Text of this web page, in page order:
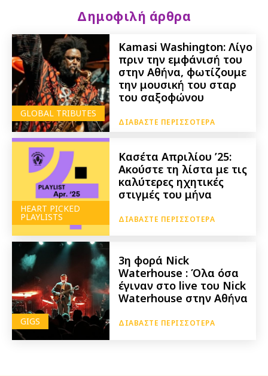
Δημοφιλή άρθρα
GLOBAL TRIBUTES
Kamasi Washington: Λίγο
πριν την εμφάνισή του
στην Αθήνα, φωτίζουμε
την μουσική του σταρ
του σαξοφώνου
ΔΙΑΒΆΣΤΕ ΠΕΡΙΣΣΌΤΕΡΑ
HEART PICKED
PLAYLISTS
Κασέτα Απριλίου ’25:
Ακούστε τη λίστα με τις
καλύτερες ηχητικές
στιγμές του μήνα
ΔΙΑΒΆΣΤΕ ΠΕΡΙΣΣΌΤΕΡΑ
GIGS
3η φορά Nick
Waterhouse : Όλα όσα
έγιναν στο live του Nick
Waterhouse στην Αθήνα
ΔΙΑΒΆΣΤΕ ΠΕΡΙΣΣΌΤΕΡΑ